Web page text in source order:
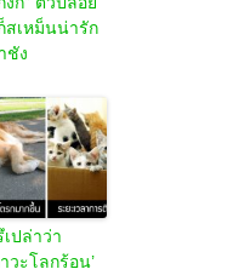
สเหม็นน่ารัก
ชัง
เปล่าว่า
าวะโลกร้อน’